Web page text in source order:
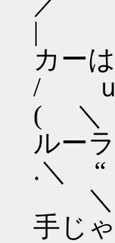
|
カー
/ ｕ
(
ルー
.＼
＼
手じ